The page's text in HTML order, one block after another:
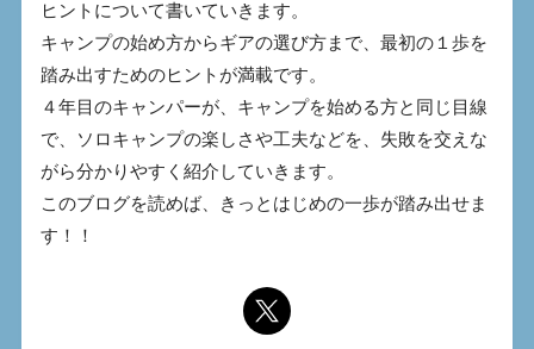
ヒントについて書いていきます。
キャンプの始め方からギアの選び方まで、最初の１歩を
踏み出すためのヒントが満載です。
４年目のキャンパーが、キャンプを始める方と同じ目線
で、ソロキャンプの楽しさや工夫などを、失敗を交えな
がら分かりやすく紹介していきます。
このブログを読めば、きっとはじめの一歩が踏み出せま
す！！